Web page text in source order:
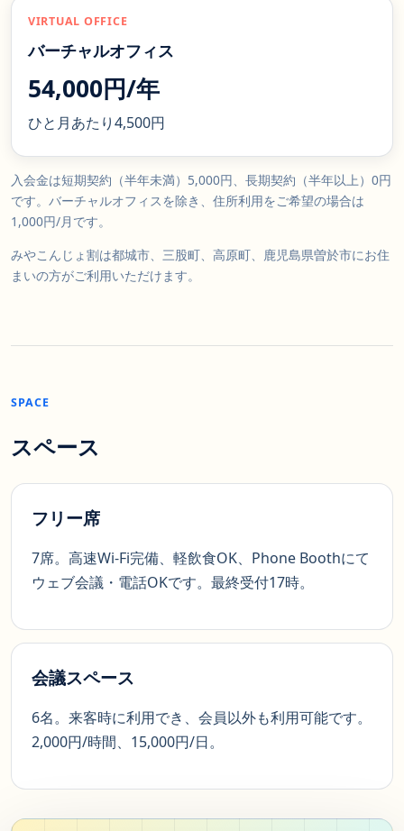
VIRTUAL OFFICE
バーチャルオフィス
54,000円/年
ひと月あたり4,500円
入会金は短期契約（半年未満）5,000円、長期契約（半年以上）0円
です。バーチャルオフィスを除き、住所利用をご希望の場合は
1,000円/月です。
みやこんじょ割は都城市、三股町、高原町、鹿児島県曽於市にお住
まいの方がご利用いただけます。
SPACE
スペース
フリー席
7席。高速Wi-Fi完備、軽飲食OK、Phone Boothにて
ウェブ会議・電話OKです。最終受付17時。
会議スペース
6名。来客時に利用でき、会員以外も利用可能です。
2,000円/時間、15,000円/日。